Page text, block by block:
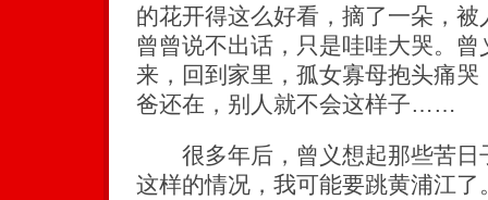
的花开得这么好看，摘了一朵，
曾曾说不出话，只是哇哇大哭。
来，回到家里，孤女寡母抱头痛
爸还在，别人就不会这样子……
很多年后，曾义想起那些苦日
这样的情况，我可能要跳黄浦江